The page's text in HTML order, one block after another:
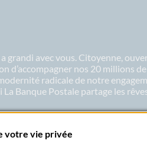
grandi avec vous. Citoyenne,
d’accompagner nos 20 millions
radicale de notre
Banque Postale partage les
votre vie privée